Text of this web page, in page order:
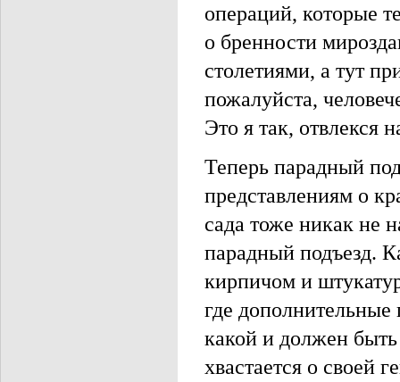
операций, которые
о бренности
столетиями, а тут
пожалуйста,
Это я так, отвлекся
Теперь парадный
представлениям о
сада тоже никак не
парадный подъезд.
кирпичом и
где
какой и должен быть
хвастается о своей